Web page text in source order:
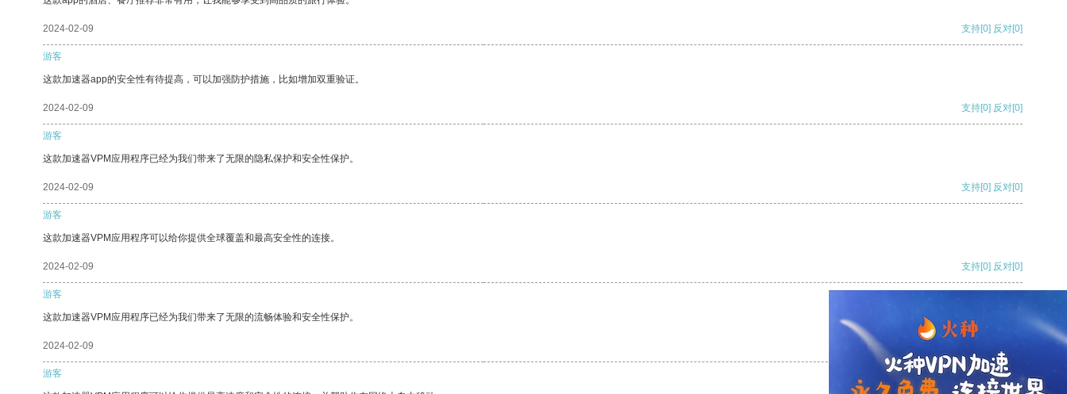
2024-02-09 支持[0] 反对[0]
游客
这款加速器app的安全性有待提高，可以加强防护措施，比如增加双重验证。
2024-02-09 支持[0] 反对[0]
游客
这款加速器VPM应用程序已经为我们带来了无限的隐私保护和安全性保护。
2024-02-09 支持[0] 反对[0]
游客
这款加速器VPM应用程序可以给你提供全球覆盖和最高安全性的连接。
2024-02-09 支持[0] 反对[0]
游客
这款加速器VPM应用程序已经为我们带来了无限的流畅体验和安全性保护。
2024-02-09
游客